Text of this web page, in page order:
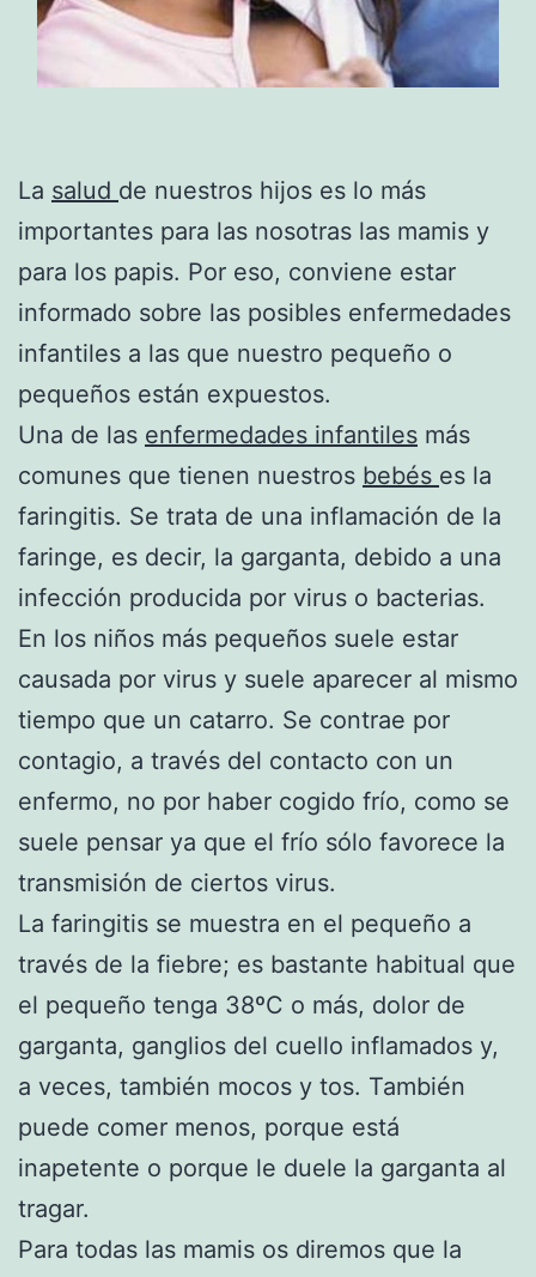
La salud de nuestros hijos es lo más
importantes para las nosotras las mamis y
para los papis. Por eso, conviene estar
informado sobre las posibles enfermedades
infantiles a las que nuestro pequeño o
pequeños están expuestos.
Una de las enfermedades infantiles más
comunes que tienen nuestros bebés es la
faringitis. Se trata de una inflamación de la
faringe, es decir, la garganta, debido a una
infección producida por virus o bacterias.
En los niños más pequeños suele estar
causada por virus y suele aparecer al mismo
tiempo que un catarro. Se contrae por
contagio, a través del contacto con un
enfermo, no por haber cogido frío, como se
suele pensar ya que el frío sólo favorece la
transmisión de ciertos virus.
La faringitis se muestra en el pequeño a
través de la fiebre; es bastante habitual que
el pequeño tenga 38ºC o más, dolor de
garganta, ganglios del cuello inflamados y,
a veces, también mocos y tos. También
puede comer menos, porque está
inapetente o porque le duele la garganta al
tragar.
Para todas las mamis os diremos que la